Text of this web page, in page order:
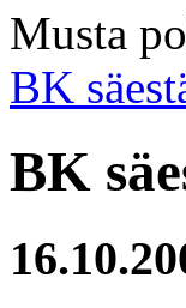
Musta
BK
BK